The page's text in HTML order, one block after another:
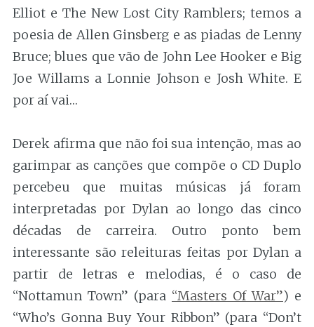
Elliot e The New Lost City Ramblers; temos a
poesia de Allen Ginsberg e as piadas de Lenny
Bruce; blues que vão de John Lee Hooker e Big
Joe Willams a Lonnie Johson e Josh White. E
por aí vai…
Derek afirma que não foi sua intenção, mas ao
garimpar as canções que compõe o CD Duplo
percebeu que muitas músicas já foram
interpretadas por Dylan ao longo das cinco
décadas de carreira. Outro ponto bem
interessante são releituras feitas por Dylan a
partir de letras e melodias, é o caso de
“Nottamun Town” (para “Masters Of War”) e
“Who’s Gonna Buy Your Ribbon” (para “Don’t